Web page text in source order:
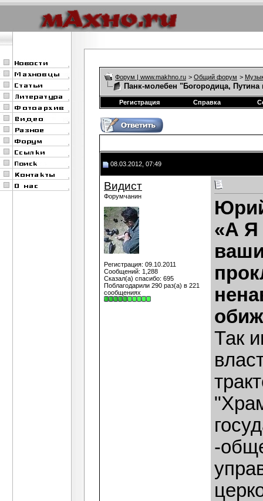
Форум | www.makhno.ru > Общий форум >
Панк-молебен "Богородица,
Регистрация Справка
08.03.2012, 07:49
Видист
Форумчанин
Регистрация: 09.10.2011
Сообщений: 1,288
Сказал(а) спасибо: 695
Поблагодарили 290 раз(а) в 221
сообщениях
«А Я
Так
-